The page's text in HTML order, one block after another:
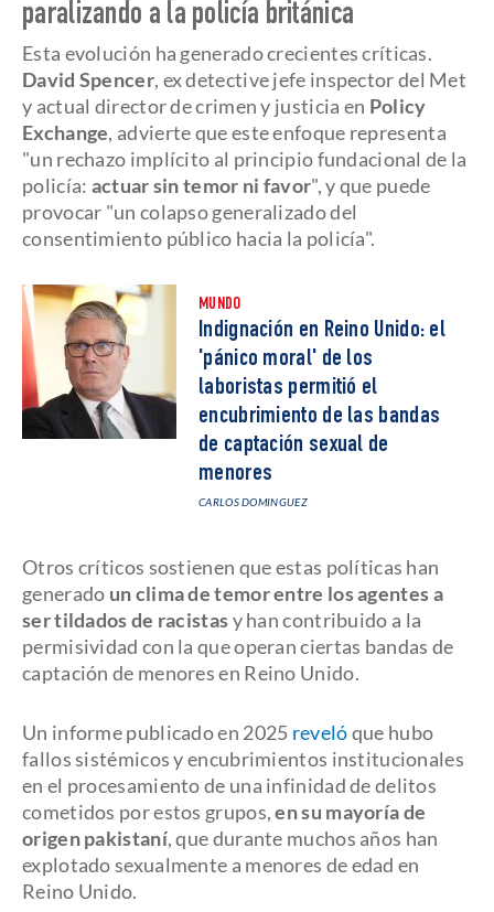
paralizando a la policía británica
Esta evolución ha generado crecientes críticas.
David Spencer, ex detective jefe inspector del Met
y actual director de crimen y justicia en Policy
Exchange, advierte que este enfoque representa
"un rechazo implícito al principio fundacional de la
policía: actuar sin temor ni favor", y que puede
provocar "un colapso generalizado del
consentimiento público hacia la policía".
MUNDO
Indignación en Reino Unido: el
'pánico moral' de los
laboristas permitió el
encubrimiento de las bandas
de captación sexual de
menores
CARLOS DOMINGUEZ
Otros críticos sostienen que estas políticas han
generado un clima de temor entre los agentes a
ser tildados de racistasy han contribuido a la
permisividad con la que operan ciertas bandas de
captación de menores en Reino Unido.
Un informe publicado en 2025 revelóque hubo
fallos sistémicos y encubrimientos institucionales
en el procesamiento de una infinidad de delitos
cometidos por estos grupos,en su mayoría de
origen pakistaní, que durante muchos años han
explotado sexualmente a menores de edad en
Reino Unido.